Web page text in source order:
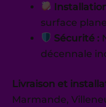
surface plane
Sécurité :
décennale
Livraison et
Marmande,